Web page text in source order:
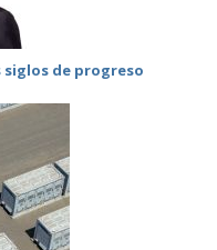
de progreso